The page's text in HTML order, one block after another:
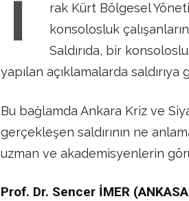
I
rak Kürt Bölgesel
konsolosluk
Saldırıda, bir
yapılan açıklamalarda
Bu bağlamda Ankara Kriz ve
gerçekleşen saldırının ne
uzman ve akademisyenlerin
Prof. Dr. Sencer İMER